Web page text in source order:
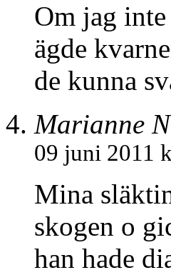
Om jag
ägde
de kunna
Marianne
09 juni 2011
Mina
skogen o
han hade